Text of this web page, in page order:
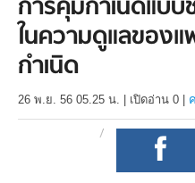
การคุมกำเนิดแบ
ในความดูแลของ
กำเนิด
26 พ.ย. 56 05.25 น. เปิดอ่าน 0